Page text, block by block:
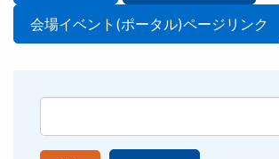
会場イベント(ポータル)ページリンク